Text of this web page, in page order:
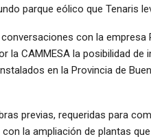
parque eólico que Tenaris
con la empresa
la CAMMESA la posibilidad
en la Provincia de
previas, requeridas para
la ampliación de plantas